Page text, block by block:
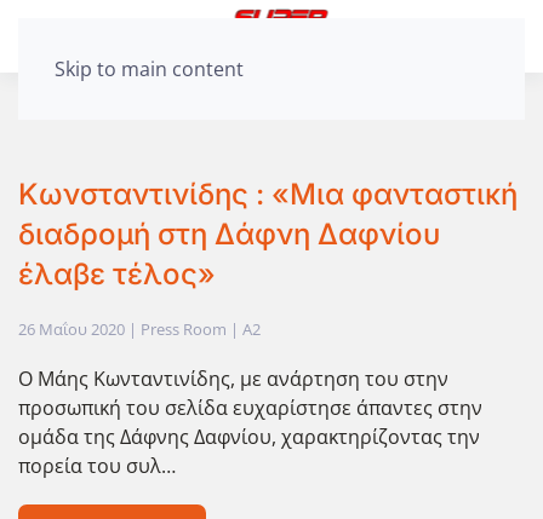
Skip to main content
Κωνσταντινίδης : «Μια φανταστική
διαδρομή στη Δάφνη Δαφνίου
έλαβε τέλος»
26 Μαΐου 2020 | Press Room | A2
Ο Μάης Κωνταντινίδης, με ανάρτηση του στην
προσωπική του σελίδα ευχαρίστησε άπαντες στην
ομάδα της Δάφνης Δαφνίου, χαρακτηρίζοντας την
πορεία του συλ…